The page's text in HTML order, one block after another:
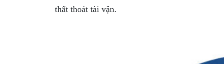
thất thoát tài vận.